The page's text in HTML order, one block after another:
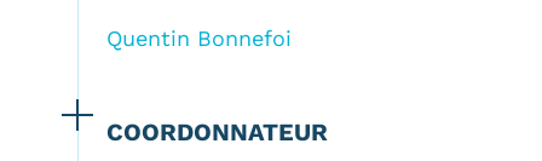
Quentin Bonnefoi
COORDONNATEUR